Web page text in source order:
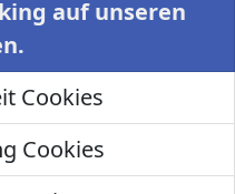
auf unseren
Cookies
Cookies